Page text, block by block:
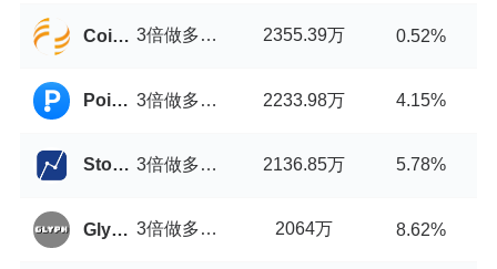
Coingi 3倍做多小市值山寨币指数币/USDT 2355.39万 0.52%
PointPay 3倍做多小市值山寨币指数币/USDT 2233.98万 4.15%
Stocks.Exchange 3倍做多小市值山寨币指数币/USDT 2136.85万 5.78%
Glyph Exchange 3倍做多小市值山寨币指数币/USDT 2064万 8.62%